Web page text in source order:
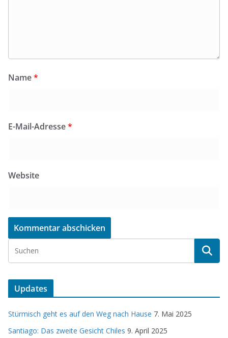
Name*
E-Mail-Adresse*
Website
Updates
Stürmisch geht es auf den Weg nach Hause 7. Mai 2025
Santiago: Das zweite Gesicht Chiles 9. April 2025